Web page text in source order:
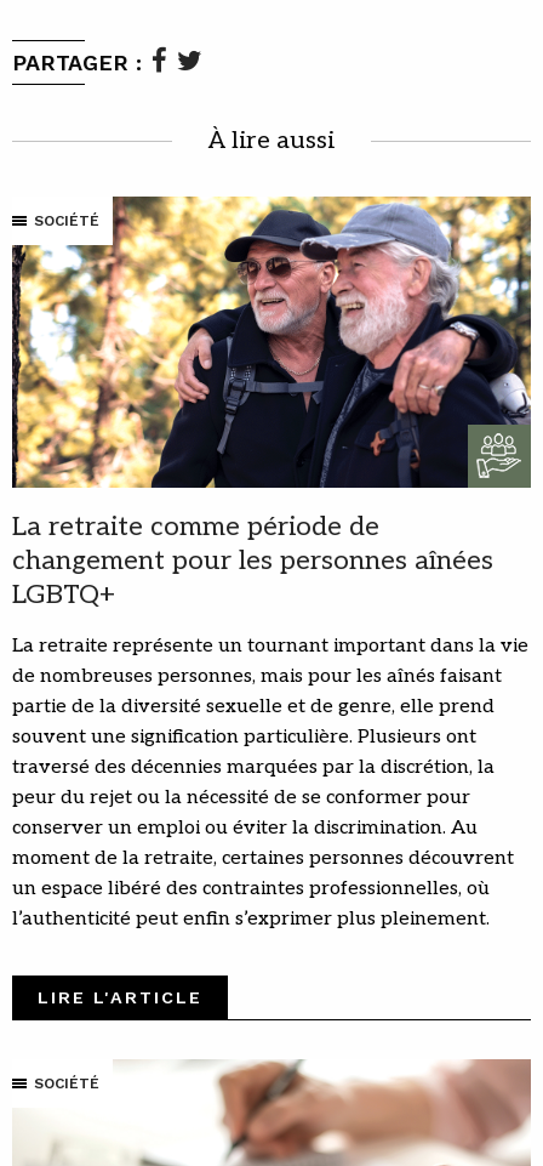
PARTAGER :
À lire aussi
SOCIÉTÉ
La retraite comme période de
changement pour les personnes aînées
LGBTQ+
La retraite représente un tournant important dans la vie
de nombreuses personnes, mais pour les aînés faisant
partie de la diversité sexuelle et de genre, elle prend
souvent une signification particulière. Plusieurs ont
traversé des décennies marquées par la discrétion, la
peur du rejet ou la nécessité de se conformer pour
conserver un emploi ou éviter la discrimination. Au
moment de la retraite, certaines personnes découvrent
un espace libéré des contraintes professionnelles, où
l’authenticité peut enfin s’exprimer plus pleinement.
LIRE L'ARTICLE
SOCIÉTÉ